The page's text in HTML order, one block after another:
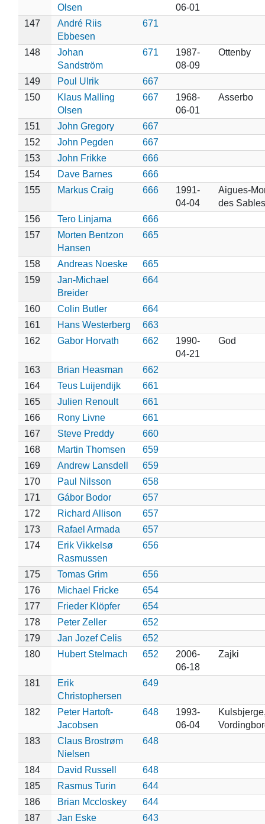
Olsen
06-01
147
André Riis
Ebbesen
671
148
Johan
Sandström
671
1987-
08-09
Ottenby
149 Poul Ulrik
667
150
Klaus Malling
Olsen
667
1968-
06-01
Asserbo
151 John Gregory
667
152
John Pegden
667
153
John Frikke
666
154
Dave Barnes
666
155
Markus Craig 666
1991-
04-04
Aigues-
des Sables
156
Tero Linjama
666
157
Morten Bentzon
Hansen
665
158 Andreas Noeske
665
159
Jan-Michael
Breider
664
160 Colin Butler
664
161
Hans Westerberg
663
162
Gabor Horvath 662
1990-
04-21
God
163 Brian Heasman
662
164
Teus Luijendijk
661
165
Julien Renoult
661
166
Rony Livne
661
167
Steve Preddy
660
168
Martin Thomsen
659
169
Andrew Lansdell
659
170
Paul Nilsson
658
171
Gábor Bodor
657
172
Richard Allison
657
173
Rafael Armada
657
174
Erik Vikkelsø
Rasmussen
656
175 Tomas Grim
656
176
Michael Fricke
654
177
Frieder Klöpfer
654
178
Peter Zeller
652
179
Jan Jozef Celis
652
180
Hubert Stelmach 652
2006-
06-18
Zajki
181
Erik
Christophersen
649
182
Peter Hartoft-
Jacobsen
648
1993-
06-04
183
Claus Brostrøm
Nielsen
648
184 David Russell
648
185
Rasmus Turin
644
186
Brian Mccloskey
644
187
Jan Eske 643